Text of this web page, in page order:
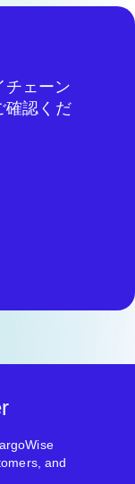
チェーン
確認くだ
and